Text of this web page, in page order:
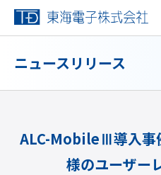
ニュースリリース
ALC-MobileⅢ導入事
様のユーザー